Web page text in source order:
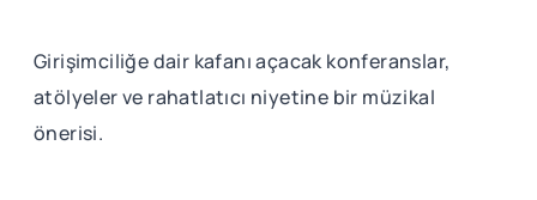
Girişimciliğe dair kafanı açacak konferanslar,
atölyeler ve rahatlatıcı niyetine bir müzikal
önerisi.